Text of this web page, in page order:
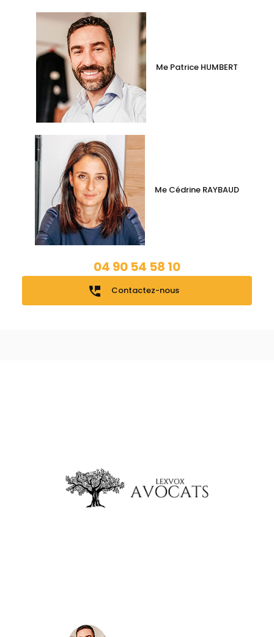
Me Patrice HUMBERT
Me Cédrine RAYBAUD
04 90 54 58 10
perm_phone_msg Contactez-nous